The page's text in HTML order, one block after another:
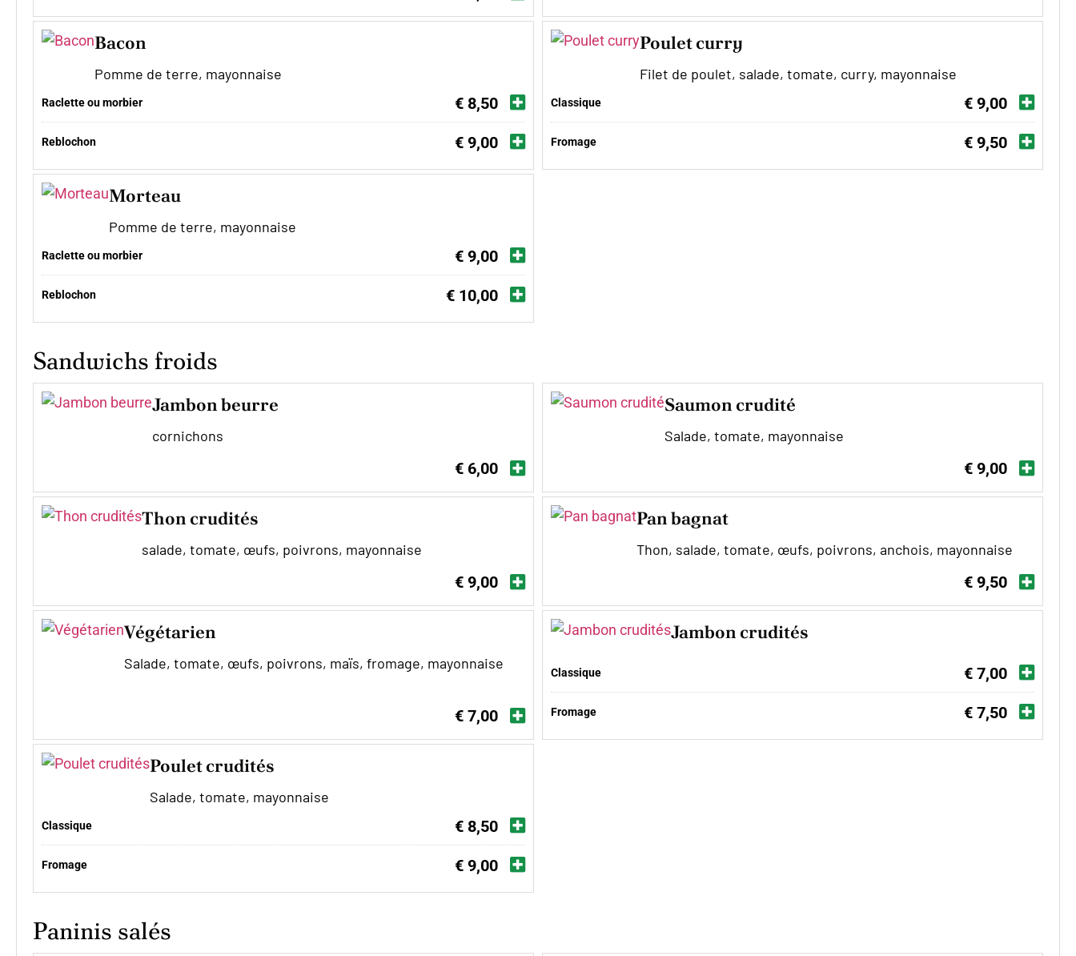
Bacon
Pomme de terre, mayonnaise
Raclette ou morbier € 8,50
Reblochon € 9,00
Poulet curry
Filet de poulet, salade, tomate, curry, mayonnaise
Classique € 9,00
Fromage € 9,50
Morteau
Pomme de terre, mayonnaise
Raclette ou morbier € 9,00
Reblochon € 10,00
Sandwichs froids
Jambon beurre
cornichons
€ 6,00
Saumon crudité
Salade, tomate, mayonnaise
€ 9,00
Thon crudités
salade, tomate, œufs, poivrons, mayonnaise
€ 9,00
Pan bagnat
Thon, salade, tomate, œufs, poivrons, anchois, mayonnaise
€ 9,50
Végétarien
Salade, tomate, œufs, poivrons, maïs, fromage, mayonnaise
€ 7,00
Jambon crudités
Classique € 7,00
Fromage € 7,50
Poulet crudités
Salade, tomate, mayonnaise
Classique € 8,50
Fromage € 9,00
Paninis salés